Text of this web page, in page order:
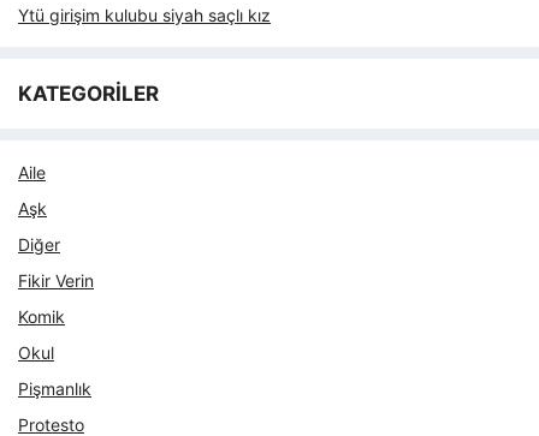
Ytü girişim kulubu siyah saçlı kız
KATEGORİLER
Aile
Aşk
Diğer
Fikir Verin
Komik
Okul
Pişmanlık
Protesto